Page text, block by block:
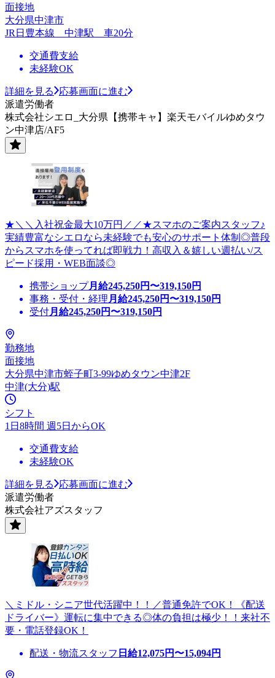
面接地
大分県中津市
JR日豊本線 中津駅 車20分
交通費支給
未経験OK
詳細を見る
応募画面に進む
派遣労働者
株式会社シエロ_大分県【携帯キャ】楽天モバイルゆめタウ
ン中津店/AF5
★＼＼入社祝金最大10万円／／★スマホのご案内スタッフ♪
実績豊富なシエロなら未経験でも安心のサポート体制◎普段
からスマホを使ってれば即戦力！高収入＆嬉しい週払い/ス
ピード採用・WEB面談◎
携帯ショップ月給245,250円〜319,150円
事務・受付・経理 月給245,250円〜319,150円
受付月給245,250円〜319,150円
勤務地
面接地
大分県中津市蛭子町3-99ゆめタウン中津2F
中津(大分)駅
シフト
1日8時間 週5日からOK
交通費支給
未経験OK
詳細を見る
応募画面に進む
派遣労働者
株式会社アズスタッフ
＼ミドル・シニア世代活躍中！！／普通免許でOK！《配送
ドライバー》運転に集中できる◎体の負担は極少！！来社不
要・電話登録OK！
配送・物流スタッフ 日給12,075円〜15,094円